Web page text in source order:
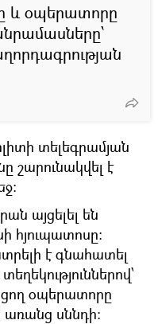
և օպերատորը
տելեգրամյան
շարունակվել է
այցելել են
հյուպատոսը։
է գնահատել
օպերատորը
սննդի։